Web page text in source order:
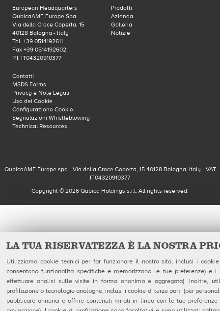
LA TUA RISERVATEZZA È LA NOSTRA
Utilizziamo cookie tecnici per far funzionare il nostro sito, inclusi i
consentono funzionalità specifiche e memorizzano le tue preferenze) e i
effettuare analisi sulle visite in forma anonima e aggregata). Inoltre,
profilazione o tecnologie analoghe, inclusi i cookie di terze parti (per
pubblicare annunci e offrire contenuti mirati in linea con le tue
European Headquarters
QubicaAMF Europe Spa
Via della Croce Coperta, 15
40128 Bologna - Italy
Tel. +39.0514192611
Fax +39.0514192602
P.I. IT04320910377
Prodotti
Azienda
Galleria
Notizie
Contatti
MSDS Forms
Privacy e Note Legali
Uso dei Cookie
Configurazione Cookie
Segnalazioni Whistleblowing
Technical Resources
QubicaAMF Europe spa - Via della Croce Coperta, 15 40128 Bologna, Italy - VAT
IT04320910377
Copyright © 2026 Qubica Holdings s.r.l. All rights reserved.